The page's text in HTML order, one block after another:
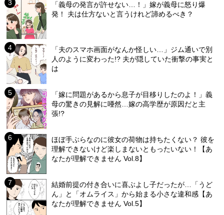
「義母の発言が許せない…！」嫁が義母に怒り爆
発！ 夫は仕方ないと言うけれど諦めるべき？
「夫のスマホ画面がなんか怪しい…」ジム通いで別
人のように変わった!? 夫が隠していた衝撃の事実と
は
「嫁に問題があるから息子が目移りしたのよ！」義
母の驚きの見解に唖然…嫁の高学歴が原因だと主
張!?
ほぼ手ぶらなのに彼女の荷物は持ちたくない？ 彼を
理解できないけど楽しまないともったいない！【あ
なたが理解できません Vol.8】
結婚前提の付き合いに喜ぶよし子だったが…「うど
ん」と「オムライス」から始まる小さな違和感【あ
なたが理解できません Vol.5】